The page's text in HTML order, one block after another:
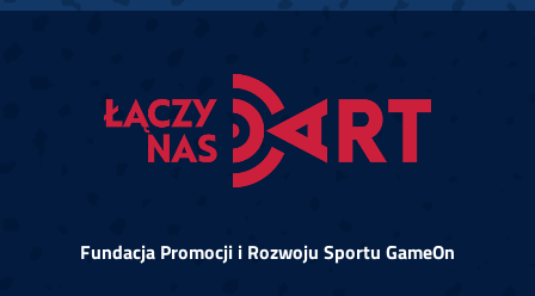
Fundacja Promocji i Rozwoju Sportu GameOn